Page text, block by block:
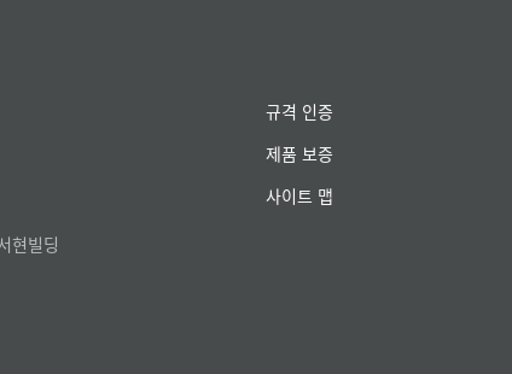
현빌딩
규격 인증
제품 보증
사이트 맵